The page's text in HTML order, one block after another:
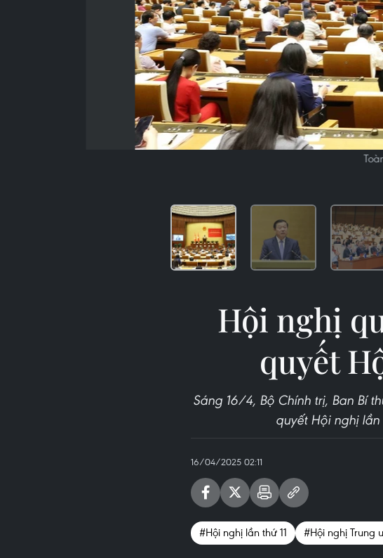
Hội nghị
quyết
Sáng 16/4, Bộ Chính trị, Ban Bí
quyết Hội nghị
16/04/2025 02:11
#Hội nghị lần thứ 11 #Hội nghị Trung